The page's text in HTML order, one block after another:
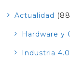
Actualidad
Hardware y
Industria 4.0